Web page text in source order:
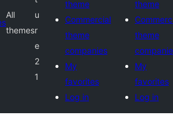
All
themes
u
r
e
2
1
theme
Commercial
theme
companies
My
favorites
Log in
theme
theme
My
favorites
Log in